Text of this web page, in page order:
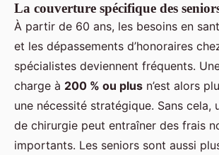
La couverture spécifique des
À partir de 60 ans, les besoins en
et les dépassements d’honoraires
spécialistes deviennent fréquents.
charge à 200 % ou plus n’est alors
une nécessité stratégique. Sans cela,
de chirurgie peut entraîner des frais
importants. Les seniors sont aussi